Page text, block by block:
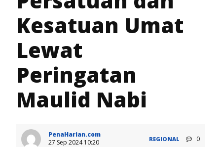
Kesatuan Umat
Lewat
Peringatan
Maulid Nabi
PenaHarian.com
27 Sep 2024 10:20
REGIONAL 0